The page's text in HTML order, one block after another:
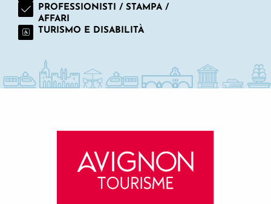
PROFESSIONISTI / STAMPA /
AFFARI
TURISMO E DISABILITÀ